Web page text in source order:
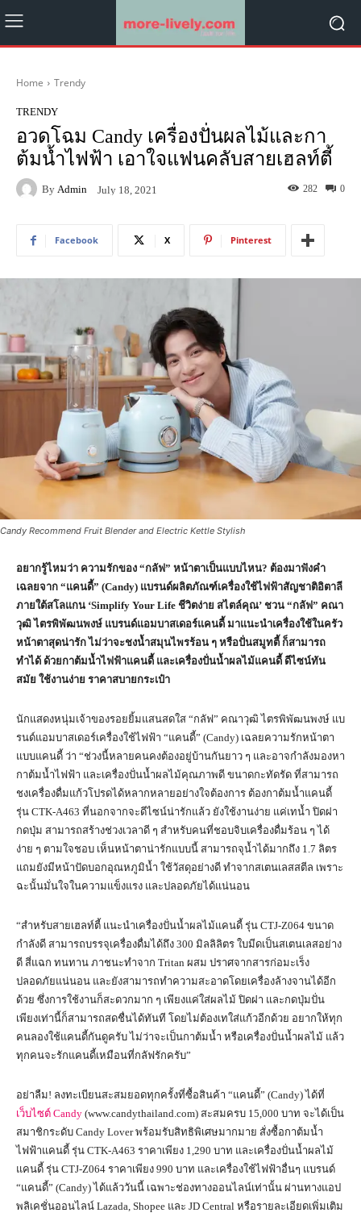
Home Trendy
TRENDY
อวดโฉม Candy เครื่องปั่นผลไม้และกา
ต้มน้ำไฟฟ้า เอาใจแฟนคลับสายเฮลท์ตี้
By Admin July 18, 2021 0
282
Facebook X Pinterest
Candy Recommend Fruit Blender and Electric Kettle Stylish
อยากรู้ไหมว่า ความรักของ “กลัฟ” หน้าตาเป็นแบบไหน? ต้องมาฟังคำ
เฉลยจาก “แคนดี้” (Candy) แบรนด์ผลิตภัณฑ์เครื่องใช้ไฟฟ้าสัญชาติอิตาลี
ภายใต้สโลแกน ‘Simplify Your Life ชีวิตง่าย สไตล์คุณ’ ชวน “กลัฟ” คณา
วุฒิ ไตรพิพัฒนพงษ์ แบรนด์แอมบาสเดอร์แคนดี้ มาแนะนำเครื่องใช้ในครัว
หน้าตาสุดน่ารัก ไม่ว่าจะชงน้ำสมุนไพรร้อน ๆ หรือปั่นสมูทตี้ ก็สามารถ
ทำได้ ด้วยกาต้มน้ำไฟฟ้าแคนดี้ และเครื่องปั่นน้ำผลไม้แคนดี้ ดีไซน์ทัน
สมัย ใช้งานง่าย ราคาสบายกระเป๋า
นักแสดงหนุ่มเจ้าของรอยยิ้มแสนสดใส “กลัฟ” คณาวุฒิ ไตรพิพัฒนพงษ์ แบ
รนด์แอมบาสเดอร์เครื่องใช้ไฟฟ้า “แคนดี้” (Candy) เฉลยความรักหน้าตา
แบบแคนดี้ ว่า “ช่วงนี้หลายคนคงต้องอยู่บ้านกันยาว ๆ และอาจกำลังมองหา
กาต้มน้ำไฟฟ้า และเครื่องปั่นน้ำผลไม้คุณภาพดี ขนาดกะทัดรัด ที่สามารถ
ชงเครื่องดื่มแก้วโปรดได้หลากหลายอย่างใจต้องการ ต้องกาต้มน้ำแคนดี้
รุ่น CTK-A463 ที่นอกจากจะดีไซน์น่ารักแล้ว ยังใช้งานง่าย แค่เทน้ำ ปิดฝา
กดปุ่ม สามารถสร้างช่วงเวลาดี ๆ สำหรับคนที่ชอบจิบเครื่องดื่มร้อน ๆ ได้
ง่าย ๆ ตามใจชอบ เห็นหน้าตาน่ารักแบบนี้ สามารถจุน้ำได้มากถึง 1.7 ลิตร
แถมยังมีหน้าปัดบอกอุณหภูมิน้ำ ใช้วัสดุอย่างดี ทำจากสเตนเลสสตีล เพราะ
ฉะนั้นมั่นใจในความแข็งแรง และปลอดภัยได้แน่นอน
“สำหรับสายเฮลท์ตี้ แนะนำเครื่องปั่นน้ำผลไม้แคนดี้ รุ่น CTJ-Z064 ขนาด
กำลังดี สามารถบรรจุเครื่องดื่มได้ถึง 300 มิลลิลิตร ใบมีดเป็นสเตนเลสอย่าง
ดี สี่แฉก ทนทาน ภาชนะทำจาก Tritan ผสม ปราศจากสารก่อมะเร็ง
ปลอดภัยแน่นอน และยังสามารถทำความสะอาดโดยเครื่องล้างจานได้อีก
ด้วย ซึ่งการใช้งานก็สะดวกมาก ๆ เพียงแค่ใส่ผลไม้ ปิดฝา และกดปุ่มปั่น
เพียงเท่านี้ก็สามารถสดชื่นได้ทันที โดยไม่ต้องเทใส่แก้วอีกด้วย อยากให้ทุก
คนลองใช้แคนดี้กันดูครับ ไม่ว่าจะเป็นกาต้มน้ำ หรือเครื่องปั่นน้ำผลไม้ แล้ว
ทุกคนจะรักแคนดี้เหมือนที่กลัฟรักครับ”
อย่าลืม! ลงทะเบียนสะสมยอดทุกครั้งที่ซื้อสินค้า “แคนดี้” (Candy) ได้ที่
เว็บไซต์ Candy (www.candythailand.com) สะสมครบ 15,000 บาท จะได้เป็น
สมาชิกระดับ Candy Lover พร้อมรับสิทธิพิเศษมากมาย สั่งซื้อกาต้มน้ำ
ไฟฟ้าแคนดี้ รุ่น CTK-A463 ราคาเพียง 1,290 บาท และเครื่องปั่นน้ำผลไม้
แคนดี้ รุ่น CTJ-Z064 ราคาเพียง 990 บาท และเครื่องใช้ไฟฟ้าอื่นๆ แบรนด์
“แคนดี้” (Candy) ได้แล้ววันนี้ เฉพาะช่องทางออนไลน์เท่านั้น ผ่านทางแอป
พลิเคชั่นออนไลน์ Lazada, Shopee และ JD Central หรือรายละเอียดเพิ่มเติม